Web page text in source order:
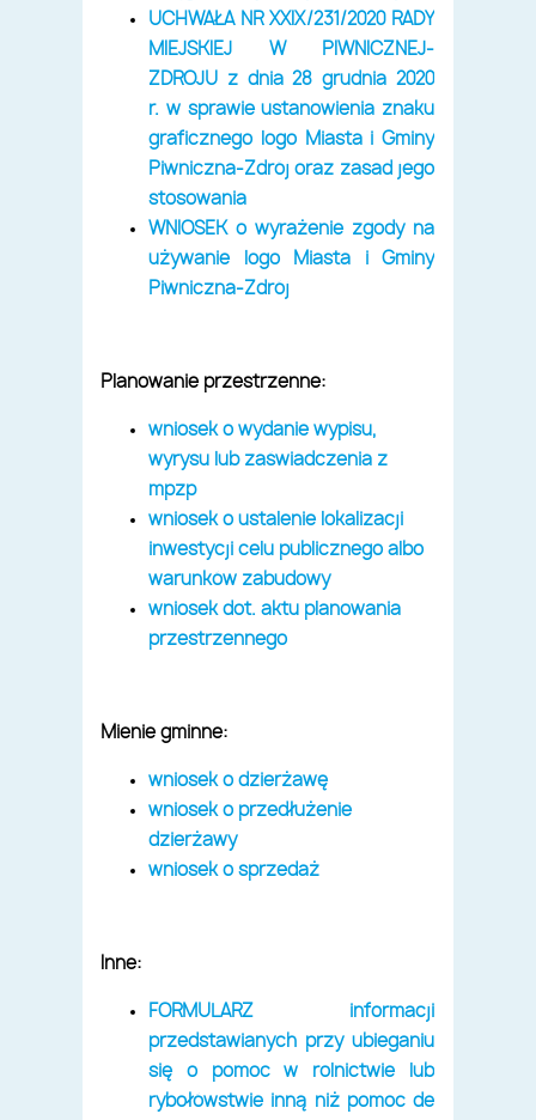
UCHWAŁA NR XXIX/231/2020 RADY
MIEJSKIEJ W PIWNICZNEJ-
ZDROJU z dnia 28 grudnia 2020
r. w sprawie ustanowienia znaku
graficznego logo Miasta i Gminy
Piwniczna-Zdrój oraz zasad jego
stosowania
WNIOSEK o wyrażenie zgody na
używanie logo Miasta i Gminy
Piwniczna-Zdrój
Planowanie przestrzenne:
wniosek o wydanie wypisu,
wyrysu lub zaświadczenia z
mpzp
wniosek o ustalenie lokalizacji
inwestycji celu publicznego albo
warunków zabudowy
wniosek dot. aktu planowania
przestrzennego
Mienie gminne:
wniosek o dzierżawę
wniosek o przedłużenie
dzierżawy
wniosek o sprzedaż
Inne:
FORMULARZ informacji
przedstawianych przy ubieganiu
się o pomoc w rolnictwie lub
rybołówstwie inną niż pomoc de